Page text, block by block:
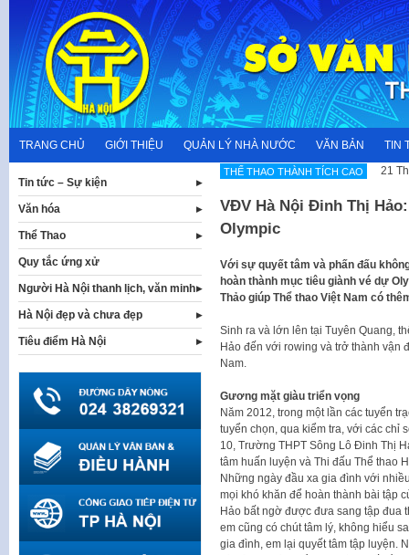
content
TRANG CHỦ GIỚI THIỆU QUẢN LÝ NHÀ NƯỚC VĂN BẢN TIN
THẾ THAO THÀNH TÍCH CAO 21
VĐV Hà Nội Đinh Thị
Olympic
Với sự quyết tâm và phấn đấu
hoàn thành mục tiêu giành vé dự
Thảo giúp Thể thao Việt Nam có
Sinh ra và lớn lên tại Tuyên Quang,
Hảo đến với rowing và trở thành vận
Nam.
Gương mặt giàu triển vọng
Năm 2012, trong một lần các tuyển
tuyển chọn, qua kiểm tra, với các chỉ
10, Trường THPT Sông Lô Đinh Thị
tâm huấn luyện và Thi đấu Thể thao
Những ngày đầu xa gia đình với
mọi khó khăn để hoàn thành bài tập
Hảo bất ngờ được đưa sang tập đua
em cũng có chút tâm lý, không hiểu
gia đình, em lại quyết tâm tập luyện.
Tin tức – Sự kiện
Văn hóa
Thể Thao
Quy tắc ứng xử
Người Hà Nội thanh lịch, văn minh
Hà Nội đẹp và chưa đẹp
Tiêu điểm Hà Nội